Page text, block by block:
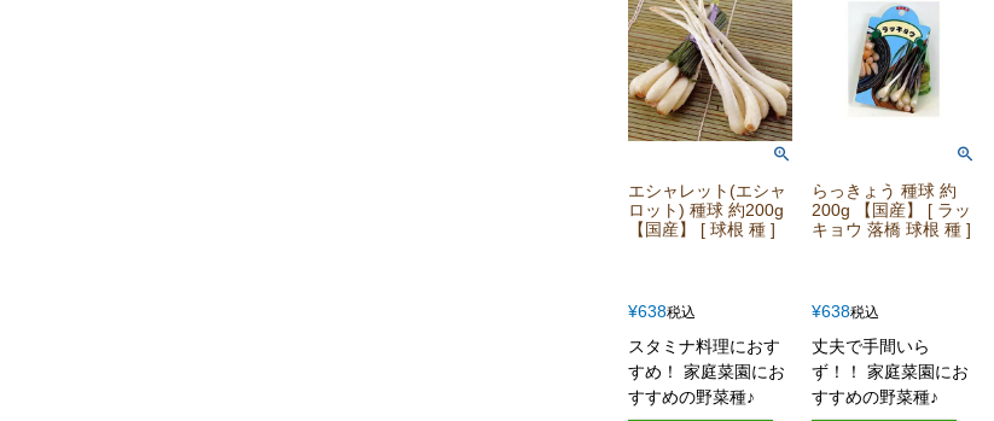
エシャレット(エシャ
ロット) 種球 約200g
【国産】 [ 球根 種 ]
¥638税込
スタミナ料理におす
すめ！ 家庭菜園にお
すすめの野菜種♪
らっきょう 種球 約
200g 【国産】 [ ラッ
キョウ 落橋 球根 種 ]
¥638税込
丈夫で手間いら
ず！！ 家庭菜園にお
すすめの野菜種♪